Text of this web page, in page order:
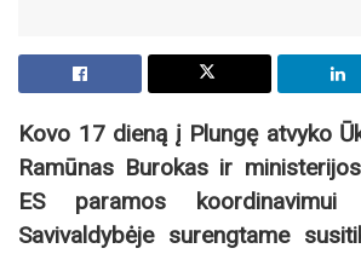
Kovo 17 dieną į Plungę atvyko
Ramūnas Burokas ir
ES paramos koordinavimui
Savivaldybėje surengtame